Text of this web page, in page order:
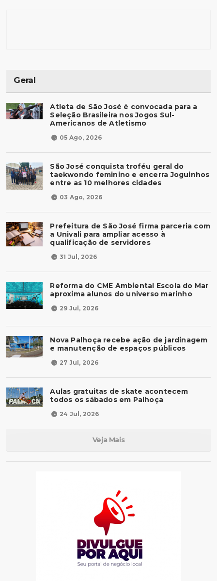
Geral
Atleta de São José é convocada para a
Seleção Brasileira nos Jogos Sul-
Americanos de Atletismo
05 Ago, 2026
São José conquista troféu geral do
taekwondo feminino e encerra Joguinhos
entre as 10 melhores cidades
03 Ago, 2026
Prefeitura de São José firma parceria com
a Univali para ampliar acesso à
qualificação de servidores
31 Jul, 2026
Reforma do CME Ambiental Escola do Mar
aproxima alunos do universo marinho
29 Jul, 2026
Nova Palhoça recebe ação de jardinagem
e manutenção de espaços públicos
27 Jul, 2026
Aulas gratuitas de skate acontecem
todos os sábados em Palhoça
24 Jul, 2026
Veja Mais